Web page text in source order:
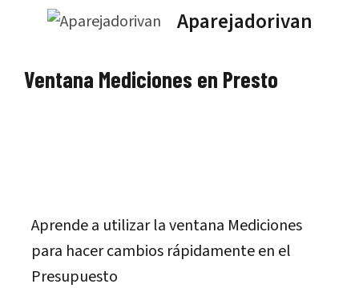
Aparejadorivan
Ventana Mediciones en Presto
Aprende a utilizar la ventana Mediciones
para hacer cambios rápidamente en el
Presupuesto